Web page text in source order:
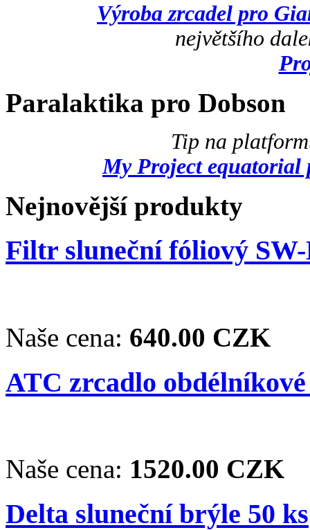
Výroba zrcadel pro
největšího
Paralaktika pro Dobson
Tip na
My Project equatorial
Nejnovější produkty
Filtr sluneční fóliový SW-
Naše cena: 640.00 CZK
ATC zrcadlo
Naše cena: 1520.00 CZK
Delta sluneční brýle 50 ks